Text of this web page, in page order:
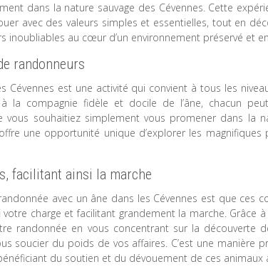
dans la nature sauvage des Cévennes. Cette
avec des valeurs simples et essentielles, tout en
inoubliables au cœur d’un environnement préservé et
randonneurs
Cévennes est une activité qui convient à tous les
la compagnie fidèle et docile de l’âne, chacun
vous souhaitiez simplement vous promener dans la
une opportunité unique d’explorer les magnifiques
facilitant ainsi la marche
avec un âne dans les Cévennes est que ces
charge et facilitant grandement la marche. Grâce à
randonnée en vous concentrant sur la découverte
soucier du poids de vos affaires. C’est une manière
du soutien et du dévouement de ces animaux